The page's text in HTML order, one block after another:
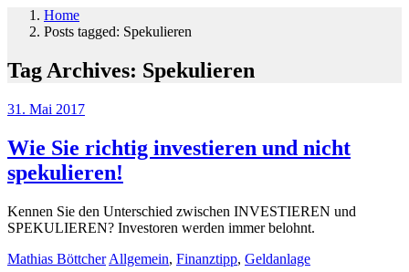
Home
Posts tagged: Spekulieren
Tag Archives: Spekulieren
31. Mai 2017
Wie Sie richtig investieren und nicht
spekulieren!
Kennen Sie den Unterschied zwischen INVESTIEREN und
SPEKULIEREN? Investoren werden immer belohnt.
Mathias Böttcher Allgemein, Finanztipp, Geldanlage